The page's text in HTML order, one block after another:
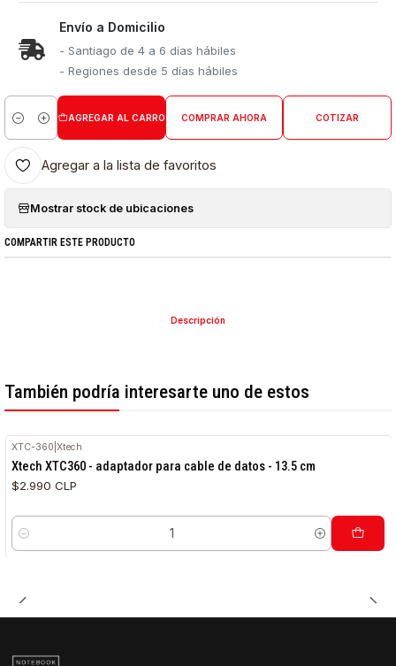
Envío a Domicilio
- Santiago de 4 a 6 días hábiles
- Regiones desde 5 días hábiles
Cantidad
AGREGAR AL CARRO COMPRAR AHORA COTIZAR
Agregar a la lista de favoritos
Mostrar stock de ubicaciones
COMPARTIR ESTE PRODUCTO
Descripción
También podría interesarte uno de estos
XTC-360 |Xtech
Xtech XTC360 - adaptador para cable de datos - 13.5 cm
$2.990 CLP
Cantidad